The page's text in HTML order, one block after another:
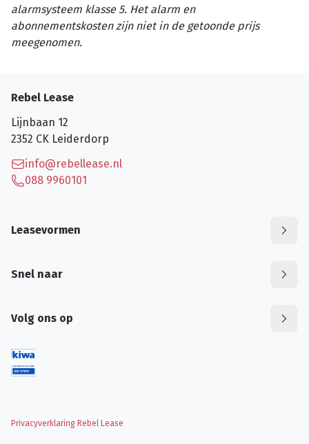
alarmsysteem klasse 5. Het alarm en
abonnementskosten zijn niet in de getoonde prijs
meegenomen.
Rebel Lease
Lijnbaan 12
2352 CK Leiderdorp
info@rebellease.nl
088 9960101
Leasevormen
Snel naar
Volg ons op
Privacyverklaring Rebel Lease